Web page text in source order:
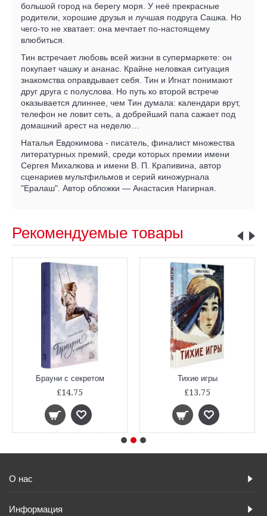
большой город на берегу моря. У неё прекрасные
родители, хорошие друзья и лучшая подруга Сашка. Но
чего-то не хватает: она мечтает по-настоящему
влюбиться.
Тин встречает любовь всей жизни в супермаркете: он
покупает чашку и ананас. Крайне неловкая ситуация
знакомства оправдывает себя. Тин и Игнат понимают
друг друга с полуслова. Но путь ко второй встрече
оказывается длиннее, чем Тин думала: календари врут,
телефон не ловит сеть, а добрейший папа сажает под
домашний арест на неделю…
Наталья Евдокимова - писатель, финалист множества
литературных премий, среди которых премии имени
Сергея Михалкова и имени В. П. Крапивина, автор
сценариев мультфильмов и серий киножурнала
"Ералаш". Автор обложки — Анастасия Нагирная.
Рекомендуемые товары
Брауни с секретом
£14.75
Тихие игры
£13.75
О нас
Информация